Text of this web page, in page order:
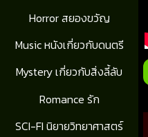
Horror สยองขวัญ
Music หนังเกี่ยวกับดนตรี
Mystery เกี่ยวกับสิ่งลี้ลับ
Romance รัก
SCI-FI นิยายวิทยาศาสตร์